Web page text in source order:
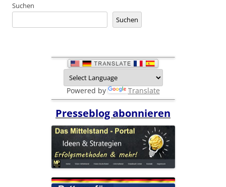
Suchen
Suchen
Powered by Translate
Presseblog abonnieren